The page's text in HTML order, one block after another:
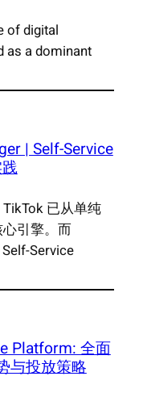
of digital
as a dominant
| Self-Service
已从单纯
引擎。而
Service
Platform: 全面
与投放策略